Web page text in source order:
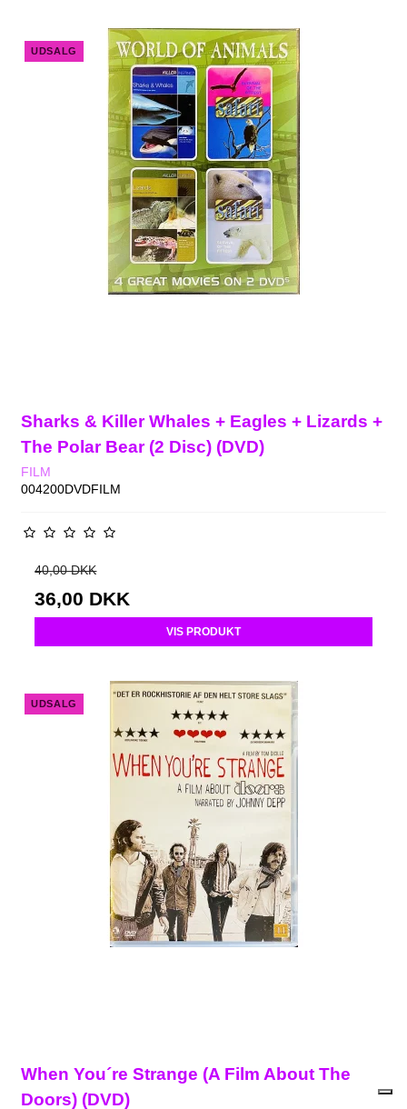
UDSALG
Sharks & Killer Whales + Eagles + Lizards +
The Polar Bear (2 Disc) (DVD)
FILM
004200DVDFILM
40,00 DKK
36,00 DKK
VIS PRODUKT
UDSALG
When You´re Strange (A Film About The
Doors) (DVD)